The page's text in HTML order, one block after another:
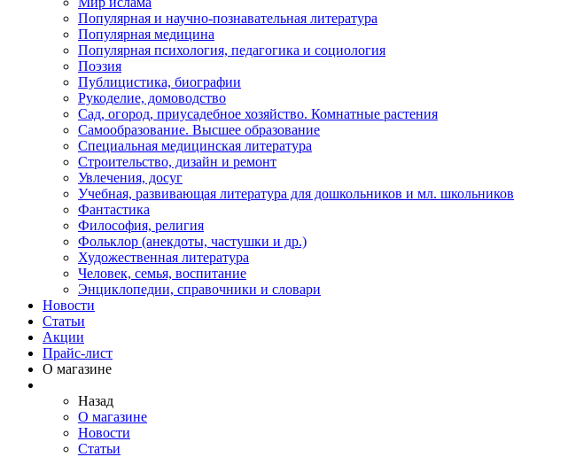
Популярная и научно-познавательная литература
Популярная медицина
Популярная психология, педагогика и социология
Поэзия
Публицистика, биографии
Рукоделие, домоводство
Сад, огород, приусадебное хозяйство. Комнатные растения
Самообразование. Высшее образование
Специальная медицинская литература
Строительство, дизайн и ремонт
Увлечения, досуг
Учебная, развивающая литература для дошкольников и мл. школьников
Фантастика
Философия, религия
Фольклор (анекдоты, частушки и др.)
Художественная литература
Человек, семья, воспитание
Энциклопедии, справочники и словари
Новости
Статьи
Акции
Прайс-лист
О магазине
Назад
О магазине
Новости
Статьи